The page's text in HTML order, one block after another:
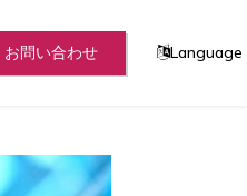
お問い合わせ Language